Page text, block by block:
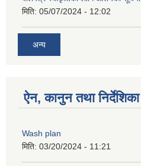
मिति: 05/07/2024 - 12:02
अन्य
ऐन, कानुन तथा निर्देशिका
Wash plan
मिति: 03/20/2024 - 11:21